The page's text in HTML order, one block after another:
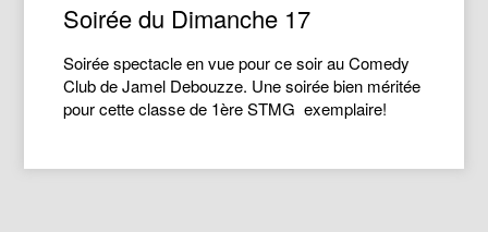
Soirée du Dimanche 17
Soirée spectacle en vue pour ce soir au Comedy
Club de Jamel Debouzze. Une soirée bien méritée
pour cette classe de 1ère STMG exemplaire!